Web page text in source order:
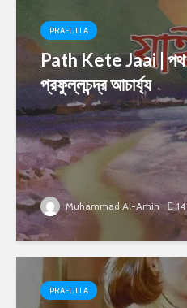
PRAFULLA
Path Kete Jaai | পথ
প্রফুল্লচন্দ্র আচার্য্য
Muhammad Al-Amin
PRAFULLA